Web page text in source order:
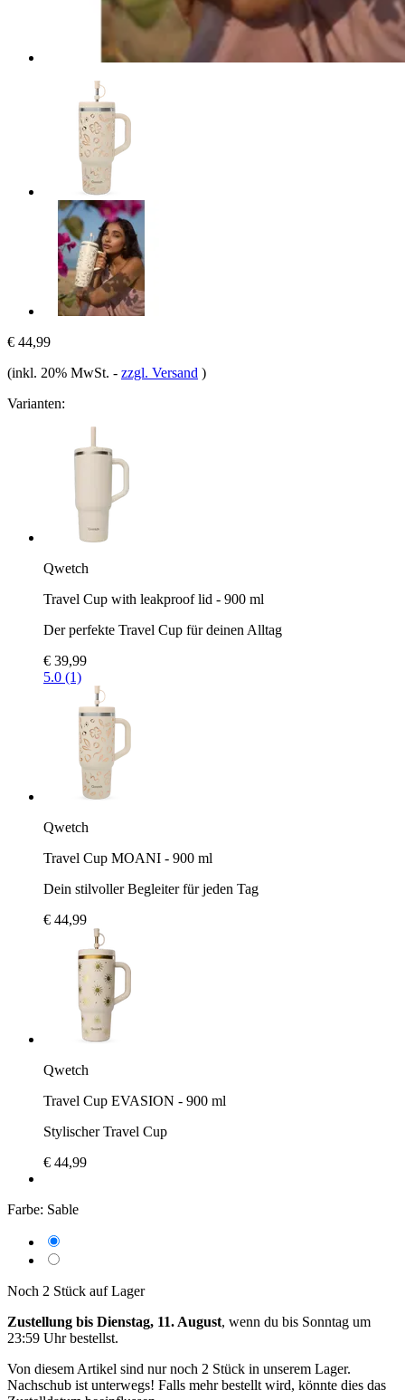
€ 44,99
(inkl. 20% MwSt. - zzgl. Versand )
Varianten:
Qwetch
Travel Cup with leakproof lid - 900 ml
Der perfekte Travel Cup für deinen Alltag
€ 39,99
5.0 (1)
Qwetch
Travel Cup MOANI - 900 ml
Dein stilvoller Begleiter für jeden Tag
€ 44,99
Qwetch
Travel Cup EVASION - 900 ml
Stylischer Travel Cup
€ 44,99
Farbe: Sable
Noch 2 Stück auf Lager
Zustellung bis Dienstag, 11. August, wenn du bis Sonntag um
23:59 Uhrbestellst.
Von diesem Artikel sind nur noch 2 Stück in unserem Lager.
Nachschub ist unterwegs! Falls mehr bestellt wird, könnte dies das